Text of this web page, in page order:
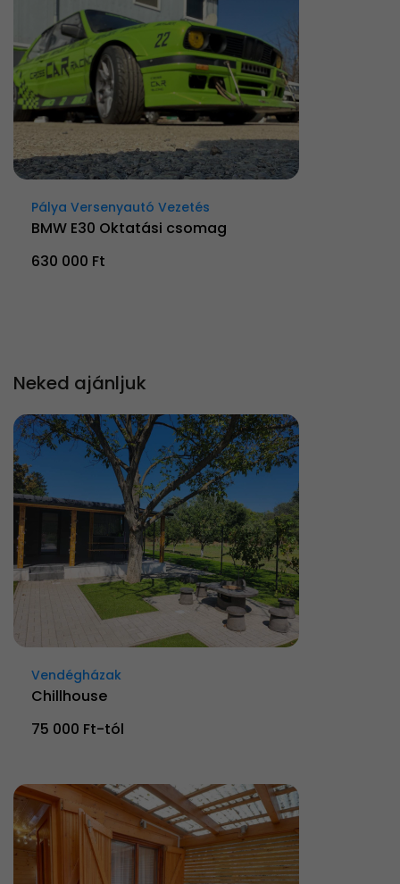
Pálya Versenyautó Vezetés
BMW E30 Oktatási csomag
630 000 Ft
Neked ajánljuk
Vendégházak
Chillhouse
75 000 Ft-tól